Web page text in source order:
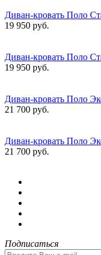
Диван-кровать Поло
19 950 руб.
Диван-кровать Поло
19 950 руб.
Диван-кровать Поло
21 700 руб.
Диван-кровать Поло
21 700 руб.
Подписаться